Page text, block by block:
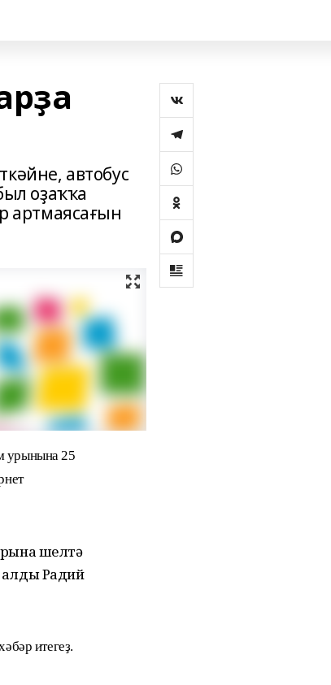
автобус
оҙаҡҡа
артмаясағын
урынына 25
шелтә
алды Радий
итегеҙ.